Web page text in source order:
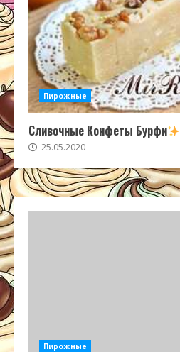
Пирожные
Сливочные Конфеты Бурфи
25.05.2020
Пирожные